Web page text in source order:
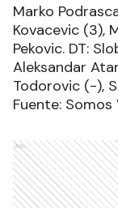
Marko
Kovacevic (3),
Pekovic. DT:
Aleksandar
Todorovic (-),
Fuente: Somos
Ads